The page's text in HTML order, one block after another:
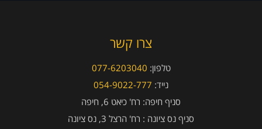
צרו קשר
טלפון: 077-6203040
נייד: 054-9022-777
סניף חיפה: רח' כיאט 6, חיפה
סניף נס ציונה : רח' הרצל 3, נס ציונה